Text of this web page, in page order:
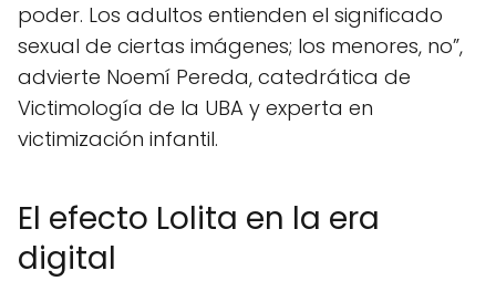
poder. Los adultos entienden el significado
sexual de ciertas imágenes; los menores, no”,
advierte Noemí Pereda, catedrática de
Victimología de la UBA y experta en
victimización infantil.
El efecto Lolita en la era
digital